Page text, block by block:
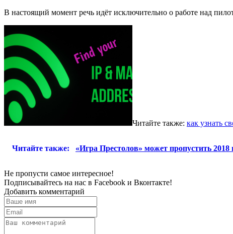
В настоящий момент речь идёт исключительно о работе над
Читайте также: как узнать
Читайте также: «Игра Престолов» может пропустить 2018
Не пропусти самое интересное!
Подписывайтесь на нас в Facebook и Вконтакте!
Добавить комментарий